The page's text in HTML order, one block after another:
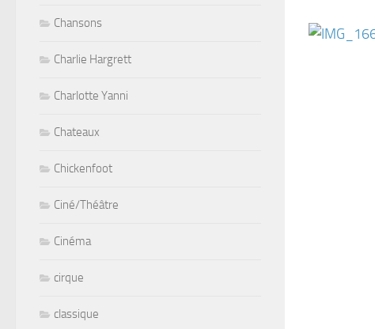
Chansons
Charlie Hargrett
Charlotte Yanni
Chateaux
Chickenfoot
Ciné/Théâtre
Cinéma
cirque
classique